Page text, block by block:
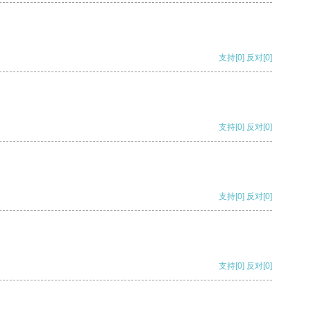
支持[0] 反对[0]
支持[0] 反对[0]
支持[0] 反对[0]
支持[0] 反对[0]